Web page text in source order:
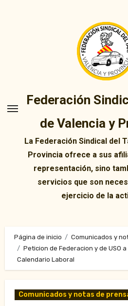
Federación
de Valencia y
La Federación Sindical del
Provincia ofrece a sus
representación, sino
servicios que son
ejercicio de la
Página de inicio
Comunicados y
Peticion de Federacion y de USO
Calendario Laboral
Comunicados y notas de